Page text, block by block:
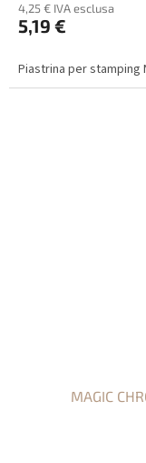
4,25 € IVA esclusa
5,19 €
Piastrina per stamping
MAGIC